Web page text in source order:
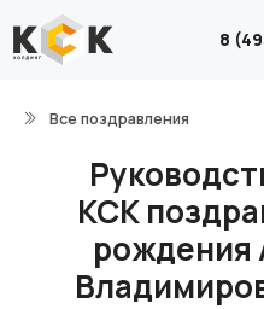
8
Все поздравления
КСК
рождения